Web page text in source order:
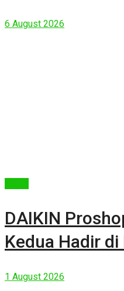
6 August 2026
DAIKIN
Kedua Hadir
1 August 2026